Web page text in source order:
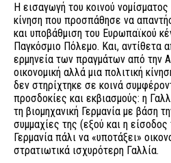
Η εισαγωγή του κοινού νομίσματος
κίνηση που προσπάθησε να
και υποβάθμιση του Ευρωπαϊκού
Παγκόσμιο Πόλεμο. Και, αντίθετα
ερμηνεία των πραγμάτων από την
οικονομική αλλά μια πολιτική
δεν στηρίχτηκε σε κοινά
προσδοκίες και εκβιασμούς: η
τη βιομηχανική Γερμανία με βάση
συμμαχίες της (εξού και η
Γερμανία πάλι να «υποτάξει»
στρατιωτικά ισχυρότερη Γαλλία.